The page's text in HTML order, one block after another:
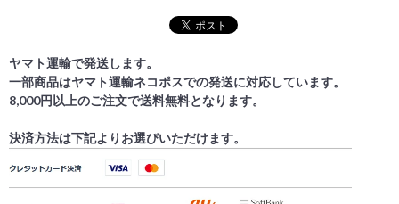
ヤマト運輸で発送します。
一部商品はヤマト運輸ネコポスでの発送に対応しています。
8,000円以上のご注文で送料無料となります。
決済方法は下記よりお選びいただけます。